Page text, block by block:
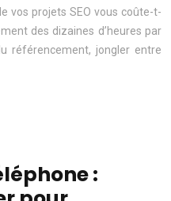
vos projets SEO vous coûte-t-
des dizaines d’heures par
référencement, jongler entre
: